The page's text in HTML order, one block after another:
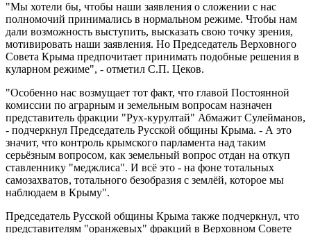
"Мы хотели бы, чтобы наши заявления о сложении с нас
полномочий принимались в нормальном режиме. Чтобы нам
дали возможность выступить, высказать свою точку зрения,
мотивировать наши заявления. Но Председатель Верховного
Совета Крыма предпочитает принимать подобные решения в
куларном режиме", - отметил С.П. Цеков.
"Особенно нас возмущает тот факт, что главой Постоянной
комиссии по аграрным и земельным вопросам назначен
представитель фракции "Рух-курултай" Абмажит Сулейманов,
- подчеркнул Председатель Русской общины Крыма. - А это
значит, что контроль крымского парламента над таким
серьёзным вопросом, как земельный вопрос отдан на откуп
ставленнику "меджлиса". И всё это - на фоне тотальных
самозахватов, тотального безобразия с землёй, которое мы
наблюдаем в Крыму".
Председатель Русской общины Крыма также подчеркнул, что
представителям "оранжевых" фракций в Верховном Совете